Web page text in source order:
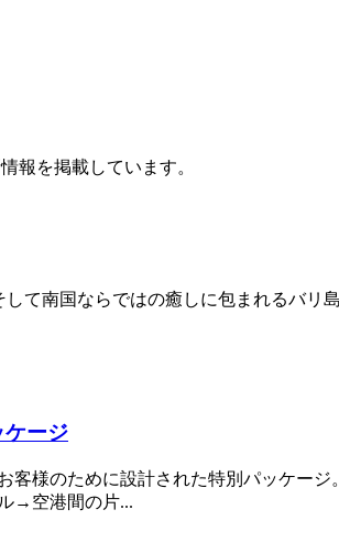
報を掲載しています。
て南国ならではの癒しに包まれるバ
ージ
客様のために設計された特別パッケー
→空港間の片...